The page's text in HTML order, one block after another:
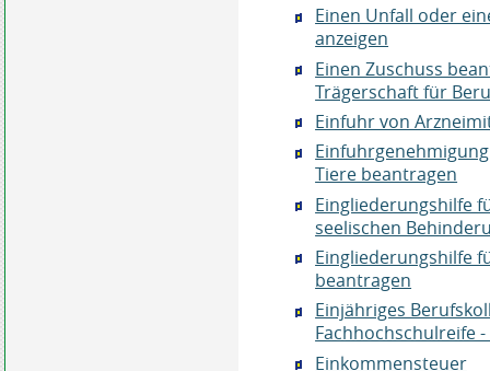
Einen Unfall oder
anzeigen
Einen Zuschuss
Trägerschaft für
Einfuhr von
Tiere beantragen
Eingliederungshilfe
seelischen
Eingliederungshilfe
beantragen
Einjähriges
Fachhochschulreife
Einkommensteuer